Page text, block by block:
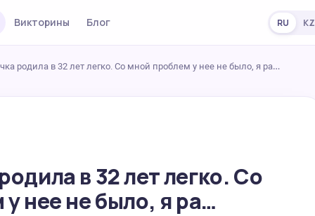
Викторины Блог RU KZ
родила в 32 лет легко. Со мной проблем у нее не было, я ра…
в 32 лет легко. Со
нее не было, я ра…